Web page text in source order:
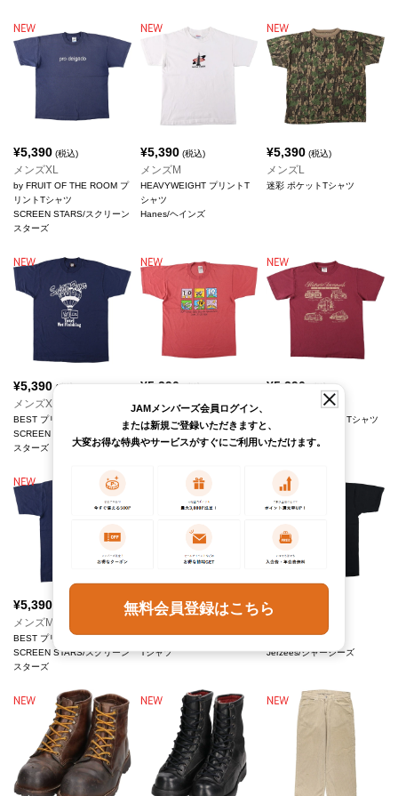
¥5,390 (税込)
メンズXL
by FRUIT OF THE ROOM プ
リントTシャツ
SCREEN STARS/スクリーン
スターズ
¥5,390(税込)
メンズM
HEAVYWEIGHT プリントT
シャツ
Hanes/ヘインズ
¥5,390 (税込)
メンズL
迷彩 ポケットTシャツ
¥5,390 (税込)
メンズXL
BEST プリントTシャツ
SCREEN STARS/スクリーン
スターズ
¥5,390 (税込)
メンズL
BEST プリントTシャツ
FRUIT OF THE LOOM/フル
ーツオブザルーム
¥5,390 (税込)
POWER-T プリントTシャツ
ONEITA/オニータ
¥5,390
メンズM
BEST プリントTシャツ
SCREEN STARS/スクリーン
スターズ
¥5,390(税込)
Tシャツ
¥
Jerzees/ジャージーズ
JAMメンバーズ会員ログイン、
または新規ご登録いただきますと、
大変お得な特典やサービスがすぐにご利用いただけます。
無料会員登録はこちら